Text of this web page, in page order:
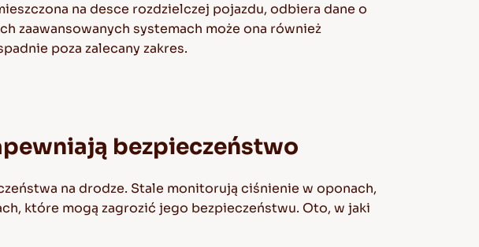
na desce rozdzielczej pojazdu, odbiera dane o
zaawansowanych systemach może ona również
poza zalecany zakres.
bezpieczeństwo
na drodze. Stale monitorują ciśnienie w oponach,
które mogą zagrozić jego bezpieczeństwu. Oto, w jaki